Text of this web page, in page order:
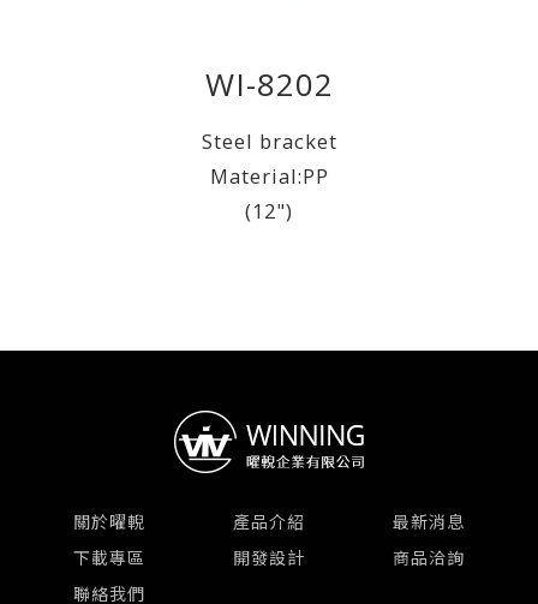
WI-8202
Steel bracket
Material:PP
(12")
關於曜輗 產品介紹
最新消息
下載專區
開發設計
商品洽詢
聯絡我們